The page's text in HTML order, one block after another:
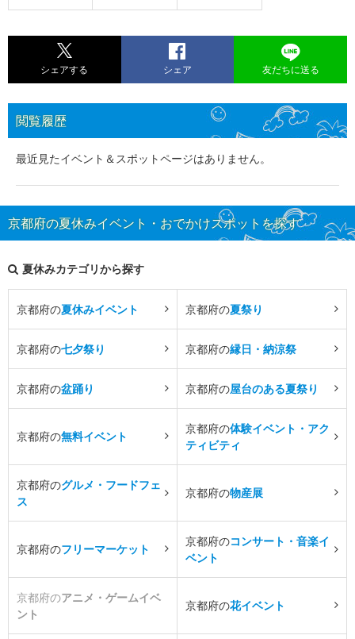
シェアする シェア 友だちに送る
閲覧履歴
最近見たイベント＆スポットページはありません。
京都府の夏休みイベント・おでかけスポットを探す
夏休みカテゴリから探す
京都府の夏休みイベント 京都府の夏祭り
京都府の七夕祭り 京都府の縁日・納涼祭
京都府の盆踊り 京都府の屋台のある夏祭り
京都府の無料イベント
京都府の体験イベント・アク
ティビティ
京都府のグルメ・フードフェ
ス
京都府の物産展
京都府のフリーマーケット
京都府のコンサート・音楽イ
ベント
京都府のアニメ・ゲームイベ
ント
京都府の花イベント